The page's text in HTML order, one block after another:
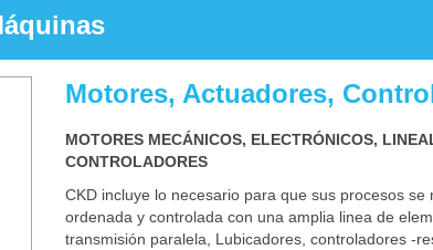
Motores, Actuadores,
MOTORES MECÁNICOS, ELECTRÓNICOS,
CONTROLADORES
CKD incluye lo necesario para que sus procesos
ordenada y controlada con una amplia linea de
transmisión paralela, Lubicadores, controladores -